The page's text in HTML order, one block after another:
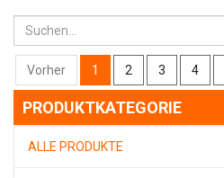
Vorher 1 2 3 4
PRODUKTKATEGORIE
ALLE PRODUKTE